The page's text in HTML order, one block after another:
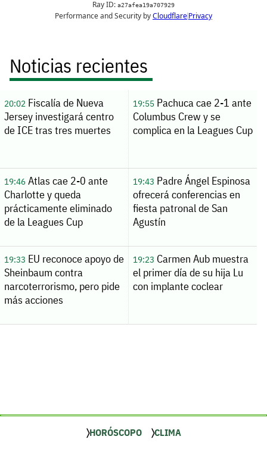
Noticias recientes
20:02Fiscalía de Nueva
Jersey investigará centro
de ICE tras tres muertes
19:55Pachuca cae 2-1 ante
Columbus Crew y se
complica en la Leagues Cup
19:46Atlas cae 2-0 ante
Charlotte y queda
prácticamente eliminado
de la Leagues Cup
19:43 Padre Ángel Espinosa
ofrecerá conferencias en
fiesta patronal de San
Agustín
19:33 EU reconoce apoyo de
Sheinbaum contra
narcoterrorismo, pero pide
más acciones
19:23 Carmen Aub muestra
el primer día de su hija Lu
con implante coclear
HORÓSCOPO CLIMA